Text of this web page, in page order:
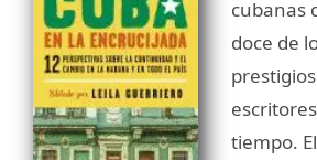
cubanas
doce de
tiempo.